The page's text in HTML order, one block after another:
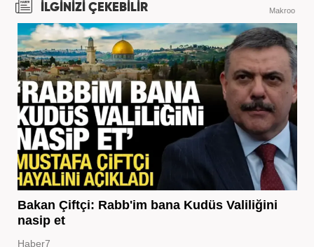
İLGİNİZİ ÇEKEBİLİR Makroo
Bakan Çiftçi: Rabb'im bana Kudüs Valiliğini
nasip et
Haber7